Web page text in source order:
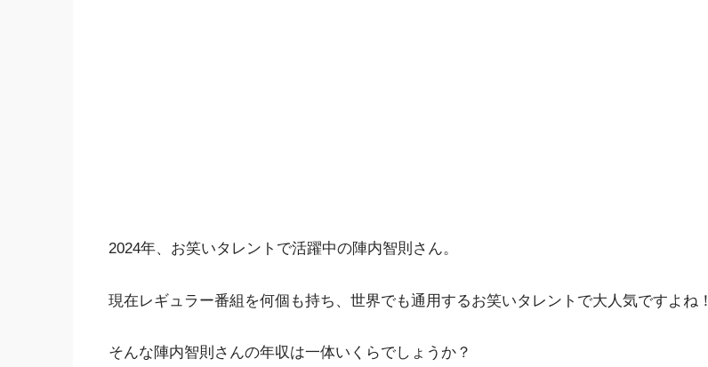
2024年、お笑いタレントで活躍中の陣内智則さん。
現在レギュラー番組を何個も持ち、世界でも通用するお笑いタレントで大人気ですよね！
そんな陣内智則さんの年収は一体いくらでしょうか？